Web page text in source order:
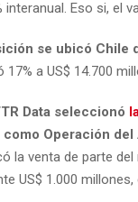
interanual. Eso si, el
se ubicó Chile
17% a US$ 14.700
Data seleccionó
como Operación del
la venta de parte
US$ 1.000